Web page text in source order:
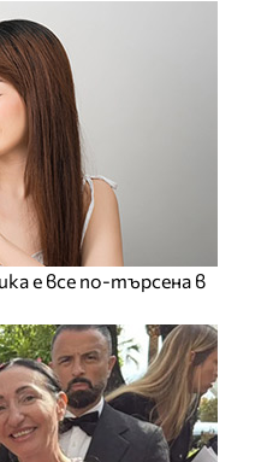
е все по-търсена в